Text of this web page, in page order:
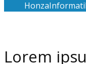
Honza
Lorem